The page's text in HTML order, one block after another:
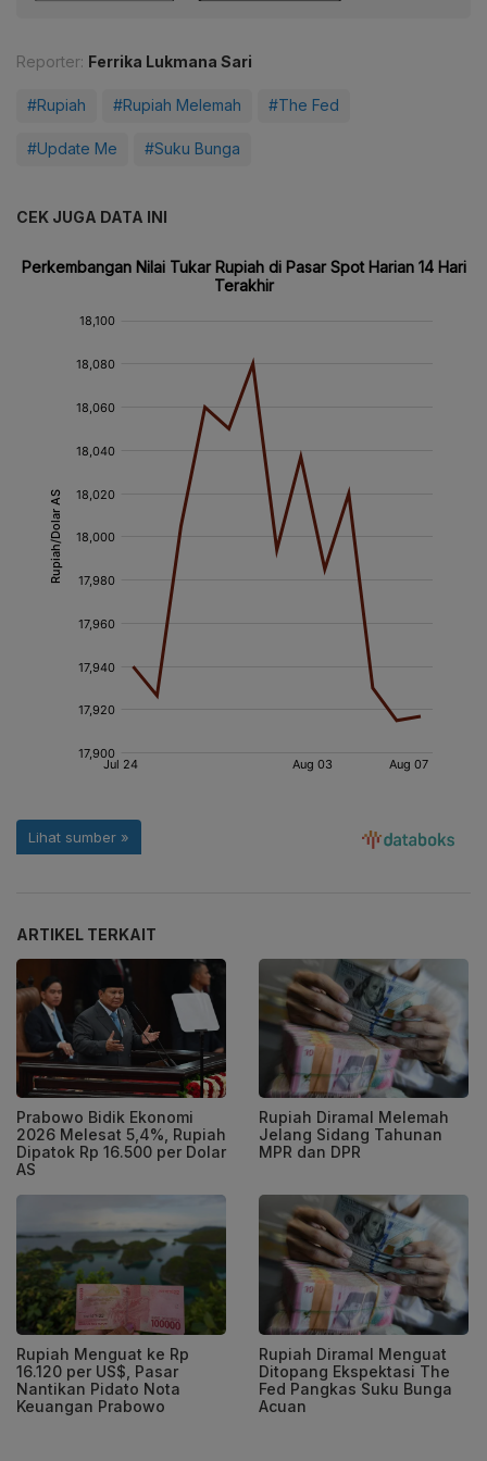
Reporter: Ferrika Lukmana Sari
#Rupiah #Rupiah Melemah #The Fed
#Update Me #Suku Bunga
CEK JUGA DATA INI
ARTIKEL TERKAIT
Prabowo Bidik Ekonomi
2026 Melesat 5,4%, Rupiah
Dipatok Rp 16.500 per Dolar
AS
Rupiah Diramal Melemah
Jelang Sidang Tahunan
MPR dan DPR
Rupiah Menguat ke Rp
16.120 per US$, Pasar
Nantikan Pidato Nota
Keuangan Prabowo
Rupiah Diramal Menguat
Ditopang Ekspektasi The
Fed Pangkas Suku Bunga
Acuan